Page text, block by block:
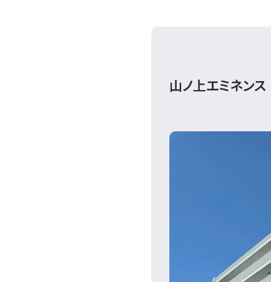
山ノ上エミネンス